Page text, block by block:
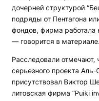
дочерней структурой
подряды от Пентагона
фондов, фирма работала
— говорится в материале.
Расследовали отмечают,
серьезного проекта
присутствовал Виктор
литовская фирма “Puiki